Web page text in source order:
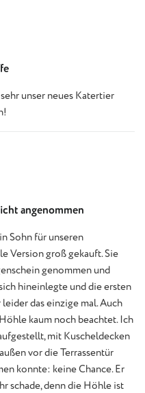
unser neues Katertier
angenommen
Sohn für unseren
Version groß gekauft. Sie
genommen und
hineinlegte und die ersten
das einzige mal. Auch
kaum noch beachtet. Ich
mit Kuscheldecken
vor die Terrassentür
konnte: keine Chance. Er
schade, denn die Höhle ist